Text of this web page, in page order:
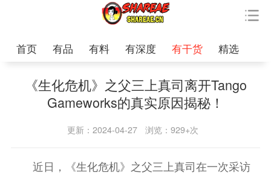
首页 有品 有料 有深度 有干货 精选
《生化危机》之父三上真司离开Tango
Gameworks的真实原因揭秘！
更新：2024-04-27 浏览：929+次
近日，《生化危机》之父三上真司在一次采访